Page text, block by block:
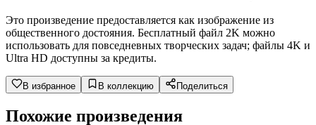
Это произведение предоставляется как изображение из
общественного достояния. Бесплатный файл 2K можно
использовать для повседневных творческих задач; файлы 4K и
Ultra HD доступны за кредиты.
В избранное В коллекцию Поделиться
Похожие произведения